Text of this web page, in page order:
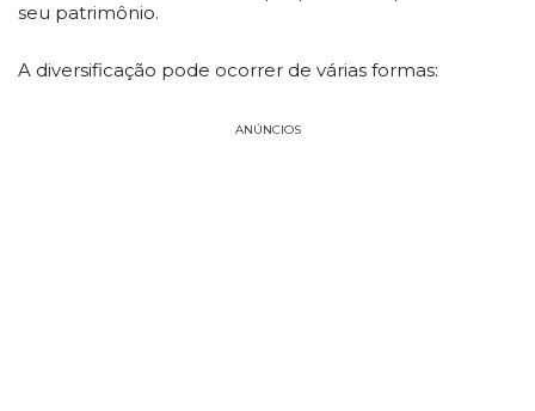
seu patrimônio.
A diversificação pode ocorrer de várias formas:
ANÚNCIOS